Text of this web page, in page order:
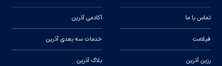
تماس با ما
فیلامت
رزین آذرین
آکادمی آذرین
خدمات سه بعدی آذرین
بلاگ آذرین